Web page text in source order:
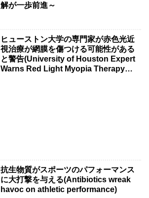
解が一歩前進～
ヒューストン大学の専門家が赤色光近
視治療が網膜を傷つける可能性がある
と警告(University of Houston Expert
Warns Red Light Myopia Therapy
抗生物質がスポーツのパフォーマンス
に大打撃を与える(Antibiotics wreak
havoc on athletic performance)